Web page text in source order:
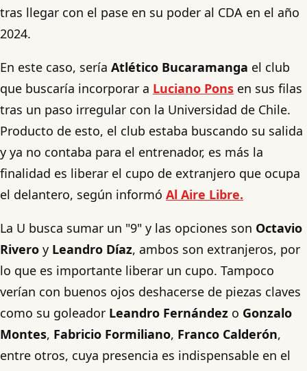
tras llegar con el pase en su poder al CDA en el año
2024.
En este caso, sería Atlético Bucaramanga el club
que buscaría incorporar a Luciano Pons en sus filas
tras un paso irregular con la Universidad de Chile.
Producto de esto, el club estaba buscando su salida
y ya no contaba para el entrenador, es más la
finalidad es liberar el cupo de extranjero que ocupa
el delantero, según informó Al Aire Libre.
La U busca sumar un "9" y las opciones son Octavio
Rivero y Leandro Díaz, ambos son extranjeros, por
lo que es importante liberar un cupo. Tampoco
verían con buenos ojos deshacerse de piezas claves
como su goleador Leandro Fernández o Gonzalo
Montes, Fabricio Formiliano, Franco Calderón,
entre otros, cuya presencia es indispensable en el